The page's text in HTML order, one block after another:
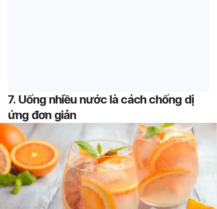
7. Uống nhiều nước là cách chống dị
ứng đơn giản